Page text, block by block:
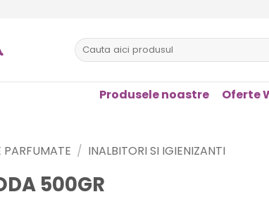
Caută
după:
Produsele noastre Oferte
PARFUMATE / INALBITORI SI IGIENIZANTI
500GR